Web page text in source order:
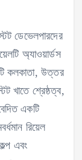
ডেভেলপারদের
অ্যাওয়ার্ডস
কলকাতা, উত্তর
খাতে শ্রেষ্ঠত্ব,
একটি
রিয়েল
এবং